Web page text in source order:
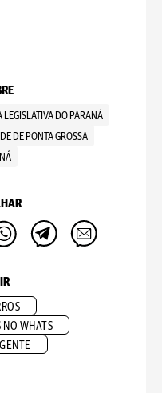
LEGISLATIVA DO PARANÁ
DE PONTA GROSSA
NO WHATS